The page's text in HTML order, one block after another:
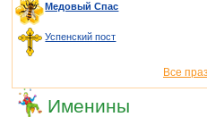
Медовый Спас
Успенский пост
Все
Именины